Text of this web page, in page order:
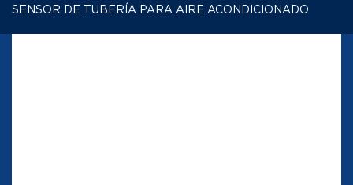
SENSOR DE TUBERÍA PARA AIRE ACONDICIONADO